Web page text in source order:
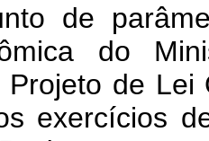
de
do
Projeto de
exercícios